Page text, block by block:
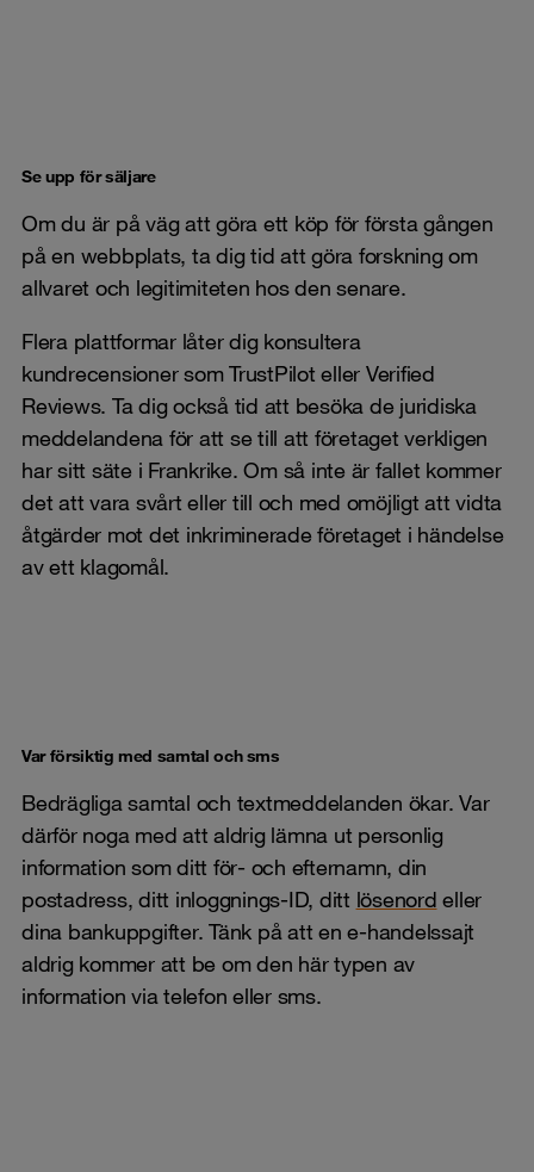
Se upp för säljare
Om du är på väg att göra ett köp för första gången
på en webbplats, ta dig tid att göra forskning om
allvaret och legitimiteten hos den senare.
Flera plattformar låter dig konsultera
kundrecensioner som TrustPilot eller Verified
Reviews. Ta dig också tid att besöka de juridiska
meddelandena för att se till att företaget verkligen
har sitt säte i Frankrike. Om så inte är fallet kommer
det att vara svårt eller till och med omöjligt att vidta
åtgärder mot det inkriminerade företaget i händelse
av ett klagomål.
Var försiktig med samtal och sms
Bedrägliga samtal och textmeddelanden ökar. Var
därför noga med att aldrig lämna ut personlig
information som ditt för- och efternamn, din
postadress, ditt inloggnings-ID, ditt lösenord eller
dina bankuppgifter. Tänk på att en e-handelssajt
aldrig kommer att be om den här typen av
information via telefon eller sms.